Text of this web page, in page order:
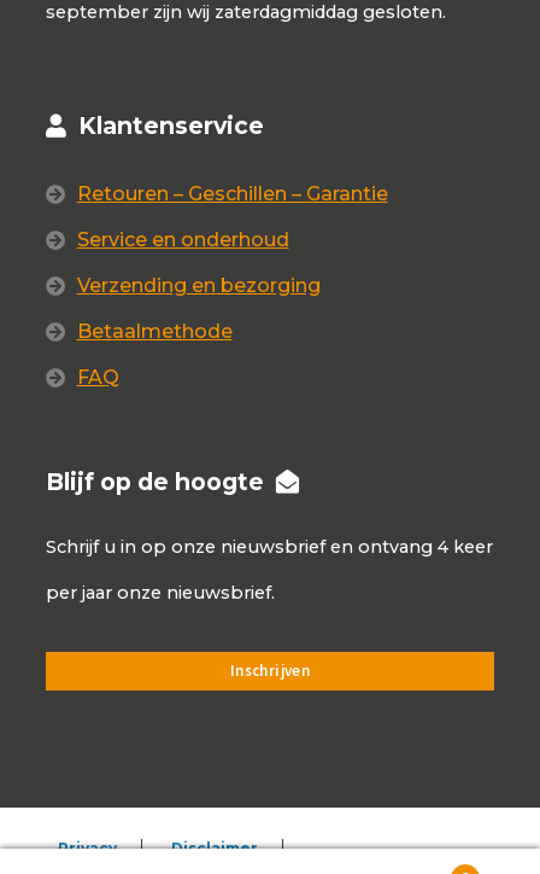
september zijn wij zaterdagmiddag gesloten.
Klantenservice
Retouren – Geschillen – Garantie
Service en onderhoud
Verzending en bezorging
Betaalmethode
FAQ
Blijf op de hoogte
Schrijf u in op onze nieuwsbrief en ontvang 4 keer
per jaar onze nieuwsbrief.
Privacy
Disclaimer